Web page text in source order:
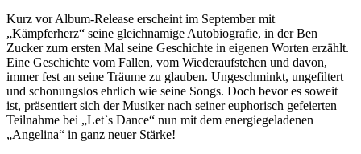
Kurz vor Album-Release erscheint im September mit
„Kämpferherz“ seine gleichnamige Autobiografie, in der Ben
Zucker zum ersten Mal seine Geschichte in eigenen Worten erzählt.
Eine Geschichte vom Fallen, vom Wiederaufstehen und davon,
immer fest an seine Träume zu glauben. Ungeschminkt, ungefiltert
und schonungslos ehrlich wie seine Songs. Doch bevor es soweit
ist, präsentiert sich der Musiker nach seiner euphorisch gefeierten
Teilnahme bei „Let`s Dance“ nun mit dem energiegeladenen
„Angelina“ in ganz neuer Stärke!